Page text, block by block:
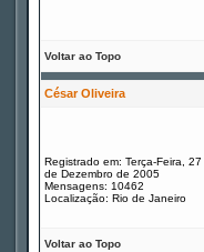
Voltar ao Topo
César Oliveira
Registrado em: Terça-Feira, 27
de Dezembro de 2005
Mensagens: 10462
Localização: Rio de Janeiro
Voltar ao Topo